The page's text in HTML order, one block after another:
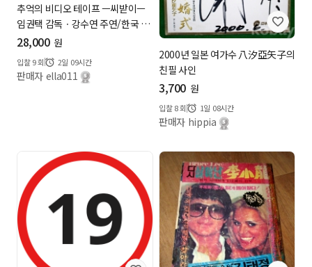
추억의 비디오 테이프 ㅡ씨받이ㅡ
임권택 감독ㆍ강수연 주연/한국 영
화...
28,000 원
입찰 9회 2일 09시간
판매자 ella011
2000년 일본 여가수 八汐亞矢子의
친필 사인
3,700 원
입찰 8회 1일 08시간
판매자 hippia